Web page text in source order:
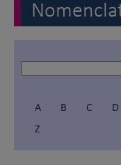
A B C D
Z